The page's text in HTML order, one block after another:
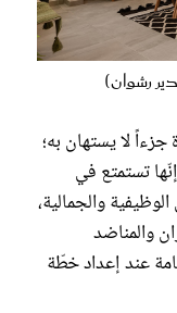
رشوان)
لا يستهان به؛
تستمتع في
والجمالية،
والمناضد
عند إعداد خطّة